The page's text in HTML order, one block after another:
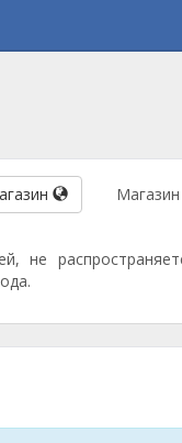
Магазин
не